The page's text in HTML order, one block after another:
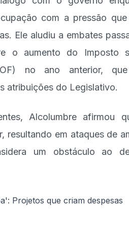
com a pressão
Ele aludiu a embates
o aumento do Imposto
no ano anterior,
atribuições do Legislativo.
Alcolumbre afirmou
resultando em ataques de
um obstáculo ao
Projetos que criam despesas